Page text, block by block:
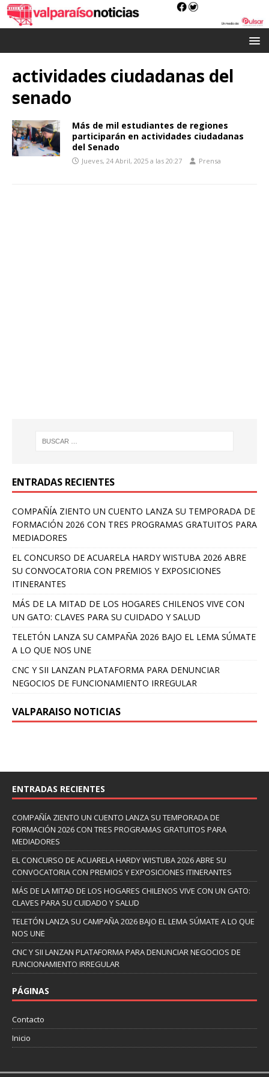
actividades ciudadanas del
senado
Más de mil estudiantes de regiones
participarán en actividades ciudadanas
del Senado
Jueves, 24 Abril, 2025 a las 20:27 Prensa
ENTRADAS RECIENTES
COMPAÑÍA ZIENTO UN CUENTO LANZA SU TEMPORADA DE
FORMACIÓN 2026 CON TRES PROGRAMAS GRATUITOS PARA
MEDIADORES
EL CONCURSO DE ACUARELA HARDY WISTUBA 2026 ABRE
SU CONVOCATORIA CON PREMIOS Y EXPOSICIONES
ITINERANTES
MÁS DE LA MITAD DE LOS HOGARES CHILENOS VIVE CON
UN GATO: CLAVES PARA SU CUIDADO Y SALUD
TELETÓN LANZA SU CAMPAÑA 2026 BAJO EL LEMA SÚMATE
A LO QUE NOS UNE
CNC Y SII LANZAN PLATAFORMA PARA DENUNCIAR
NEGOCIOS DE FUNCIONAMIENTO IRREGULAR
VALPARAISO NOTICIAS
ENTRADAS RECIENTES
COMPAÑÍA ZIENTO UN CUENTO LANZA SU TEMPORADA DE
FORMACIÓN 2026 CON TRES PROGRAMAS GRATUITOS PARA
MEDIADORES
EL CONCURSO DE ACUARELA HARDY WISTUBA 2026 ABRE SU
CONVOCATORIA CON PREMIOS Y EXPOSICIONES ITINERANTES
MÁS DE LA MITAD DE LOS HOGARES CHILENOS VIVE CON UN GATO:
CLAVES PARA SU CUIDADO Y SALUD
TELETÓN LANZA SU CAMPAÑA 2026 BAJO EL LEMA SÚMATE A LO QUE
NOS UNE
CNC Y SII LANZAN PLATAFORMA PARA DENUNCIAR NEGOCIOS DE
FUNCIONAMIENTO IRREGULAR
PÁGINAS
Contacto
Inicio